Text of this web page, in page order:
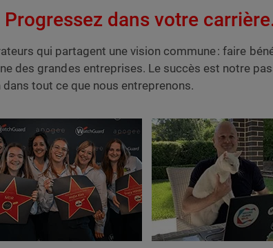
dans votre
qui partagent une vision commune : faire
des grandes entreprises. Le succès est notre
tout ce que nous entreprenons.